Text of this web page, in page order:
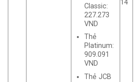
14
Classic:
227.273
VND
Thẻ
Platinum:
909.091
VND
Thẻ JCB